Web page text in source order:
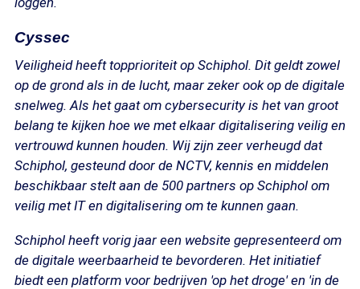
Cyssec
Veiligheid heeft topprioriteit op Schiphol. Dit geldt zowel
op de grond als in de lucht, maar zeker ook op de digitale
snelweg. Als het gaat om cybersecurity is het van groot
belang te kijken hoe we met elkaar digitalisering veilig en
vertrouwd kunnen houden. Wij zijn zeer verheugd dat
Schiphol, gesteund door de NCTV, kennis en middelen
beschikbaar stelt aan de 500 partners op Schiphol om
veilig met IT en digitalisering om te kunnen gaan.
Schiphol heeft vorig jaar een website gepresenteerd om
de digitale weerbaarheid te bevorderen. Het initiatief
biedt een platform voor bedrijven 'op het droge' en 'in de